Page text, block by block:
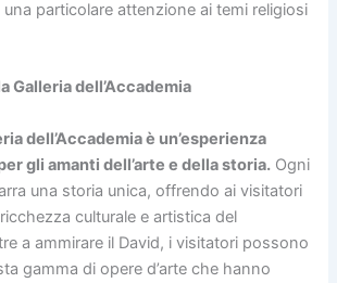
particolare attenzione ai temi religiosi
Galleria dell’Accademia
dell’Accademia è un’esperienza
gli amanti dell’arte e della storia. Ogni
una storia unica, offrendo ai visitatori
culturale e artistica del
a ammirare il David, i visitatori possono
gamma di opere d’arte che hanno